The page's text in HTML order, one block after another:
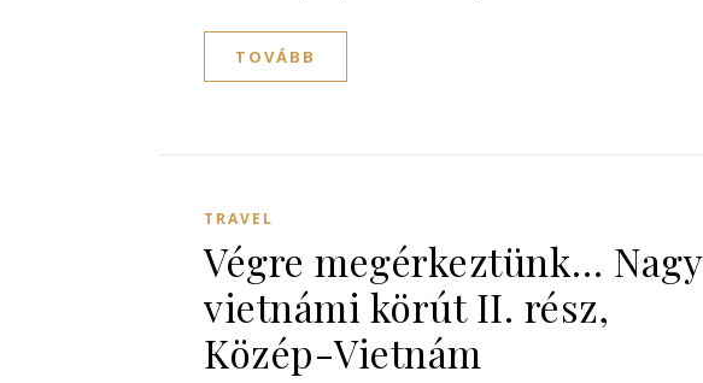
TOVÁBB
TRAVEL
Végre megérkeztünk… Nagy
vietnámi körút II. rész,
Közép-Vietnám